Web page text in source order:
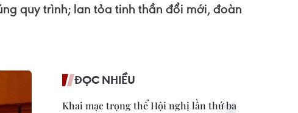
quy trình; lan tỏa tinh thần đổi mới, đoàn
ĐỌC NHIỀU
Khai mạc trọng thể Hội nghị lần thứ ba